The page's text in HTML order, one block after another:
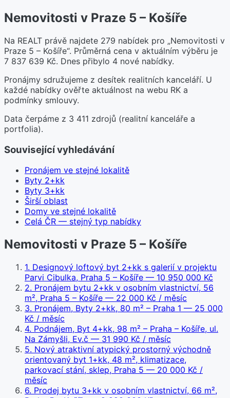
Nemovitosti v Praze 5 – Košíře
Na REALT právě najdete 279 nabídek pro „Nemovitosti v
Praze 5 – Košíře“. Průměrná cena v aktuálním výběru je
7 837 639 Kč. Dnes přibylo 4 nové nabídky.
Pronájmy sdružujeme z desítek realitních kanceláří. U
každé nabídky ověřte aktuálnost na webu RK a
podmínky smlouvy.
Data čerpáme z 3 411 zdrojů (realitní kanceláře a
portfolia).
Související vyhledávání
Pronájem ve stejné lokalitě
Byty 2+kk
Byty 3+kk
Širší oblast
Domy ve stejné lokalitě
Celá ČR — stejný typ nabídky
Nemovitosti v Praze 5 – Košíře
1. Designový loftový byt 2+kk s galerií v projektu
Parvi Cibulka, Praha 5 – Košíře — 10 950 000 Kč
2. Pronájem bytu 2+kk v osobním vlastnictví, 56
m², Praha 5 – Košíře — 22 000 Kč / měsíc
3. Pronájem, Byty 2+kk, 80 m² – Praha 1 — 25 000
Kč / měsíc
4. Podnájem, Byt 4+kk, 98 m² – Praha – Košíře, ul.
Na Zámyšli, Ev.č — 31 990 Kč / měsíc
5. Nový atraktivní atypický prostorný východně
orientovaný byt 1+kk, 48 m², klimatizace,
parkovací stání, sklep, Praha 5 — 20 000 Kč /
měsíc
6. Prodej bytu 3+kk v osobním vlastnictví, 66 m²,